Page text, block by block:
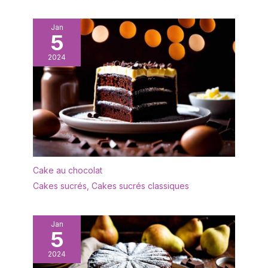
liquide vaisselle et d'eau
et est très facile à
entretenir. Afin de
prolonger sa durée de
vie, il est recommandé
de ne pas le nettoyer au
lave-vaisselle. Après le
nettoyage, il doit être
séché afin de le garder
au sec. ✔[Remarque
importante] : si vous
rencontrez des
à nous contacter. Nous
vous répondrons dans
fin: Les bords sont lisses
et finement travaillés
pour éviter les blessures.
La partie dentelée de la
pelle à tarte permet de
couper et de soulever
facilement des aliments
durs tels que des
lasagnes ou des pizzas.
Le couteau intégré a une
lame tranchante qui
les gâteaux en portions.
pour une prise en main
confortable et une bonne
surface de préhension.
Facile à nettoyer : la
Jan
5
2024
Cake au chocolat
Cakes sucrés Cakes sucrés classiques
Jan
5
2024